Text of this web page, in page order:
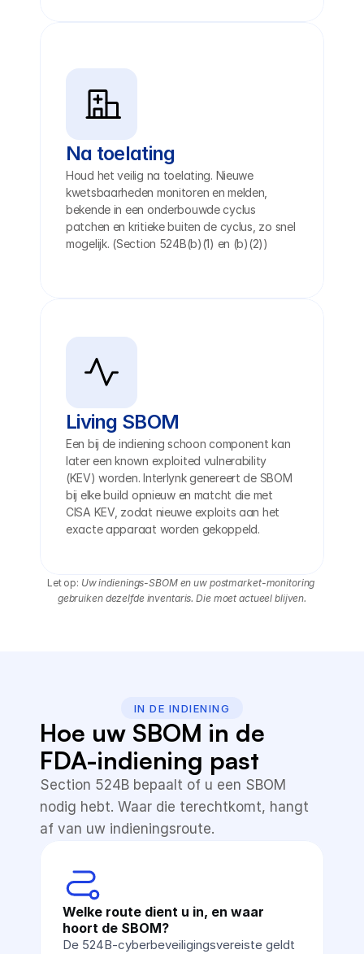
IN DE INDIENING
Hoe uw SBOM in de
FDA-indiening past
Section 524B bepaalt of u een SBOM
nodig hebt. Waar die terechtkomt, hangt
af van uw indieningsroute.
Welke route dient u in, en waar
hoort de SBOM?
De 524B-cyberbeveiligingsvereiste geldt
Na toelating
Houd het veilig na toelating. Nieuwe
kwetsbaarheden monitoren en melden,
bekende in een onderbouwde cyclus
patchen en kritieke buiten de cyclus, zo snel
mogelijk. (Section 524B(b)(1) en (b)(2))
Living SBOM
Een bij de indiening schoon component kan
later een known exploited vulnerability
(KEV) worden. Interlynk genereert de SBOM
bij elke build opnieuw en matcht die met
CISA KEV, zodat nieuwe exploits aan het
exacte apparaat worden gekoppeld.
Let op: Uw indienings-SBOM en uw postmarket-monitoring
gebruiken dezelfde inventaris. Die moet actueel blijven.